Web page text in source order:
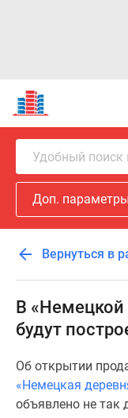
Новостройки
Квартиры
Ипотека
Новостройки
Москвы
Новостройки
Подмосковья
Новостройки
Москвы
Готовые
новостройки
Новостройки
Специальные
предложения
Коммерческие
Удобный поиск
Доп. параметры
Вернуться в
В «Немецкой
будут
Об открытии
«Немецкая
объявлено не так